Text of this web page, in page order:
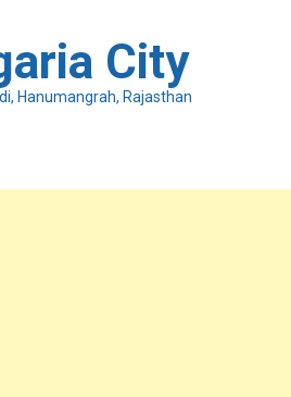
City
Hanumangrah, Rajasthan